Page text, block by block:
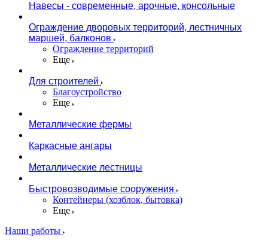
Навесы - современные, арочные, консольные
Ограждение дворовых территорий, лестничных
маршей, балконов
Ограждение территорий
Еще
Для строителей
Благоустройство
Еще
Металлические фермы
Каркасные ангары
Металлические лестницы
Быстровозводимые сооружения
Контейнеры (хозблок, бытовка)
Еще
Наши работы